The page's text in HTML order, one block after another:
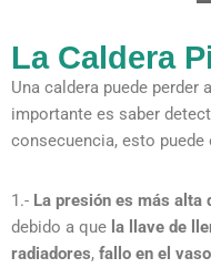
La Caldera
Una caldera puede perder
importante es saber
consecuencia, esto
1.- La presión es más alta
debido a que la llave de
radiadores, fallo en el